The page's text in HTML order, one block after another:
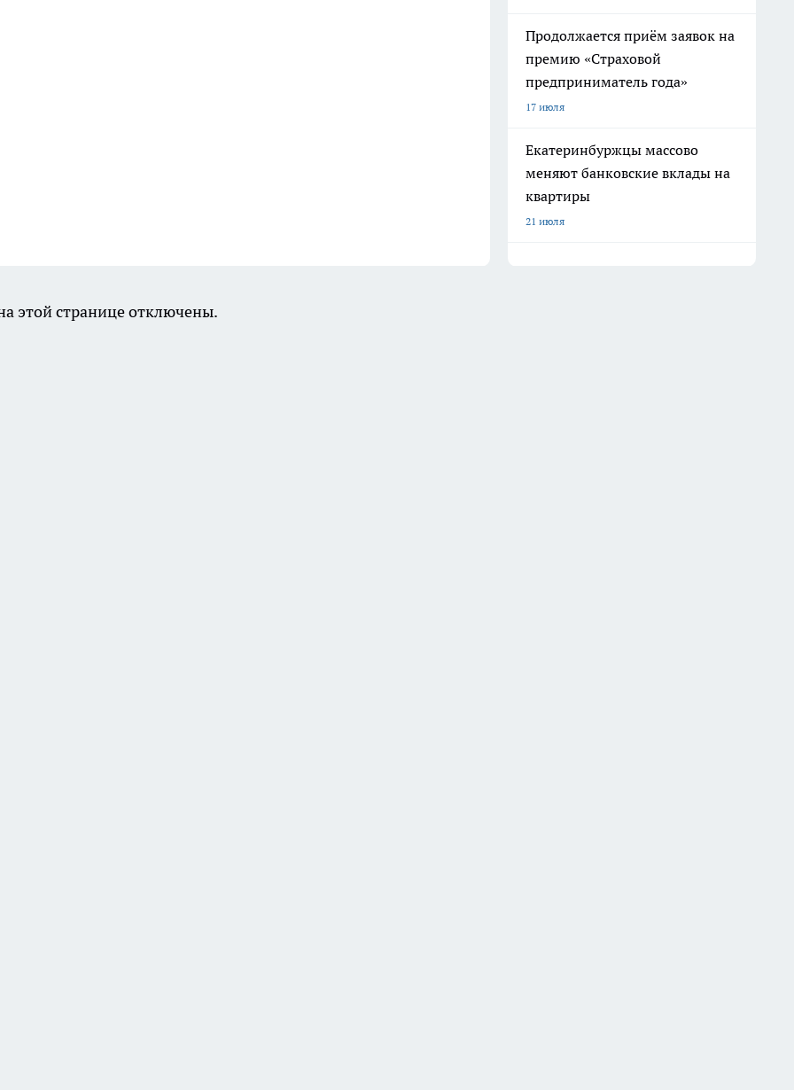
Продолжается приём заявок на
премию «Страховой
предприниматель года»
17 июля
Екатеринбуржцы массово
меняют банковские вклады на
квартиры
21 июля
этой странице отключены.